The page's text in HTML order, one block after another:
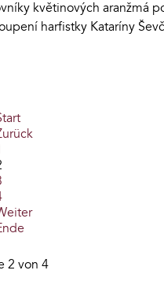
květinových aranžmá
harfistky Kataríny
2 von 4